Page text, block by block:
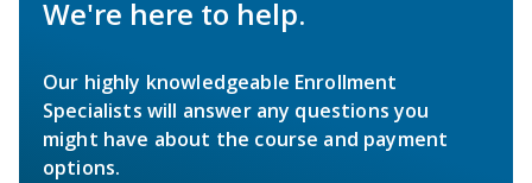
We're here to help.
Our highly knowledgeable Enrollment
Specialists will answer any questions you
might have about the course and payment
options.